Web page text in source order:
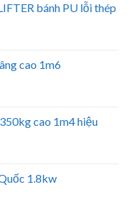
bánh PU lỗi thép
cao 1m6
cao 1m4 hiệu
1.8kw